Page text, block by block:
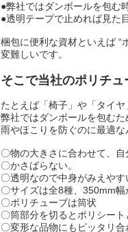
●弊社ではダンボールを包む
●透明テープで止めれば見た
梱包に便利な資材といえば “
変難しいです。
そこで当社のポリチュ
たとえば「椅子」や「タイ
弊社ではダンボールを包むた
雨やほこりを防ぐのに最適な
〇物の大きさに合わせて、自
〇かさばらない。
〇透明なので中身がみえやす
〇サイズは全8種、350mm
〇ポリチューブは筒状
〇筒部分を切るとポリシー
〇変形な品物にもピッタリ